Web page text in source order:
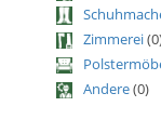
Zimmerei
Andere(0)